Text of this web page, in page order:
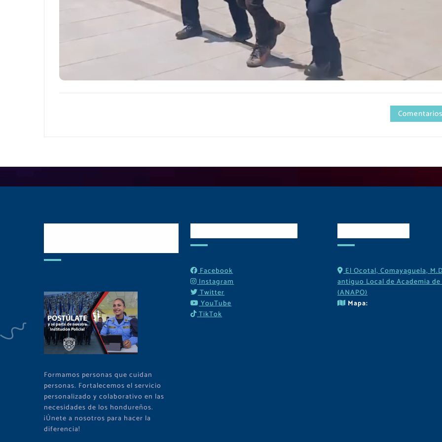
Formamos personas que cuidan
personas. Fortalecemos el servicio
personalizado y colaborativo en las
necesidades de los hondureños.
¡Únete a nosotros para hacer la
diferencia!
Facebook
Instagram
Twitter
YouTube
TikTok
El Ocotal, Comayaguela,
antiguo Local de Academia
(ANAPO)
Mapa: